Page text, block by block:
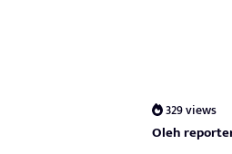
329 views
Oleh